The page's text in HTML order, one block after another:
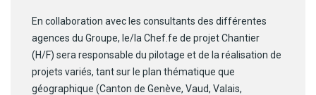
En collaboration avec les consultants des différentes
agences du Groupe, le/la Chef.fe de projet Chantier
(H/F) sera responsable du pilotage et de la réalisation de
projets variés, tant sur le plan thématique que
géographique (Canton de Genève, Vaud, Valais,